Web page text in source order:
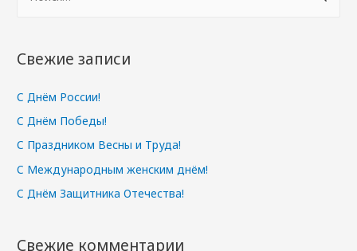
т
:
Свежие записи
С Днём России!
С Днём Победы!
С Праздником Весны и Труда!
С Международным женским днём!
С Днём Защитника Отечества!
Свежие комментарии